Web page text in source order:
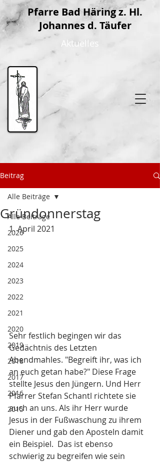
Pfarre Bad Häring z. Hl.
Johannes d. Täufer
Aktuelles
Beitrag
Alle Beiträge
2026
2025
2024
2023
2022
2021
2020
2019
2018
2017
2016
2015
Alle Beiträge
Gründonnerstag
1. April 2021
Sehr festlich begingen wir das
Gedächtnis des Letzten
Abendmahles. "Begreift ihr, was ich
an euch getan habe?" Diese Frage
stellte Jesus den Jüngern. Und Herr
Pfarrer Stefan Schantl richtete sie
auch an uns. Als ihr Herr wurde
Jesus in der Fußwaschung zu ihrem
Diener und gab den Aposteln damit
ein Beispiel.  Das ist ebenso
schwierig zu begreifen wie sein